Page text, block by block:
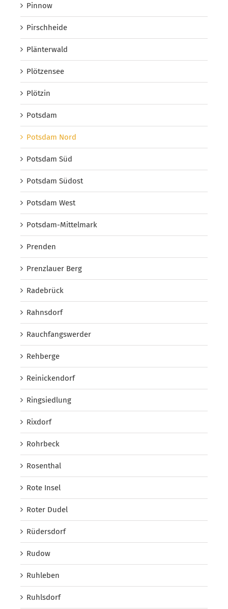
Pinnow
Pirschheide
Plänterwald
Plötzensee
Plötzin
Potsdam
Potsdam Nord
Potsdam Süd
Potsdam Südost
Potsdam West
Potsdam-Mittelmark
Prenden
Prenzlauer Berg
Radebrück
Rahnsdorf
Rauchfangswerder
Rehberge
Reinickendorf
Ringsiedlung
Rixdorf
Rohrbeck
Rosenthal
Rote Insel
Roter Dudel
Rüdersdorf
Rudow
Ruhleben
Ruhlsdorf